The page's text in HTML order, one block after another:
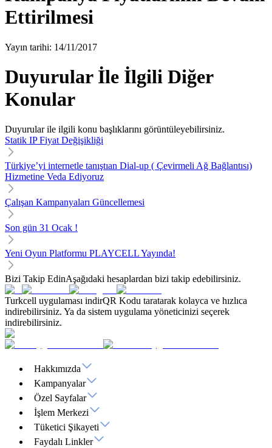
Ettirilmesi
Yayın tarihi: 14/11/2017
Duyurular İle İlgili Diğer
Konular
Duyurular ile ilgili konu başlıklarını görüntüleyebilirsiniz.
Statik IP Fiyat Değişikliği
Türkiye’yi internetle tanıştıan Dial-up ( Çevirmeli Ağ Bağlantısı)
Hizmetine Veda Ediyoruz
Çalışan Kampanyaları Güncellemesi
Son gün 31 Ocak !
Yeni Oyun Platformu PLAYCELL Yayında!
Bizi Takip EdinAşağıdaki hesaplardan bizi takip edebilirsiniz.
Turkcell uygulaması indirQR Kodu taratarak kolayca ve hızlıca
indirebilirsiniz. Ya da sistem uygulama yöneticinizi seçerek
indirebilirsiniz.
Hakkımızda
Kampanyalar
Özel Sayfalar
İşlem Merkezi
Tüketici Şikayeti
Faydalı Linkler